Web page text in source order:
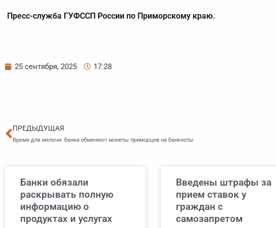
Пресс-служба ГУФССП России по Приморскому краю.
25 сентября, 2025 17:28
Пред
ПРЕДЫДУЩАЯ
Время для мелочи: банки обменяют монеты приморцев на банкноты
Банки обязали
раскрывать полную
информацию о
продуктах и услугах
Введены штрафы за
прием ставок у
граждан с
самозапретом